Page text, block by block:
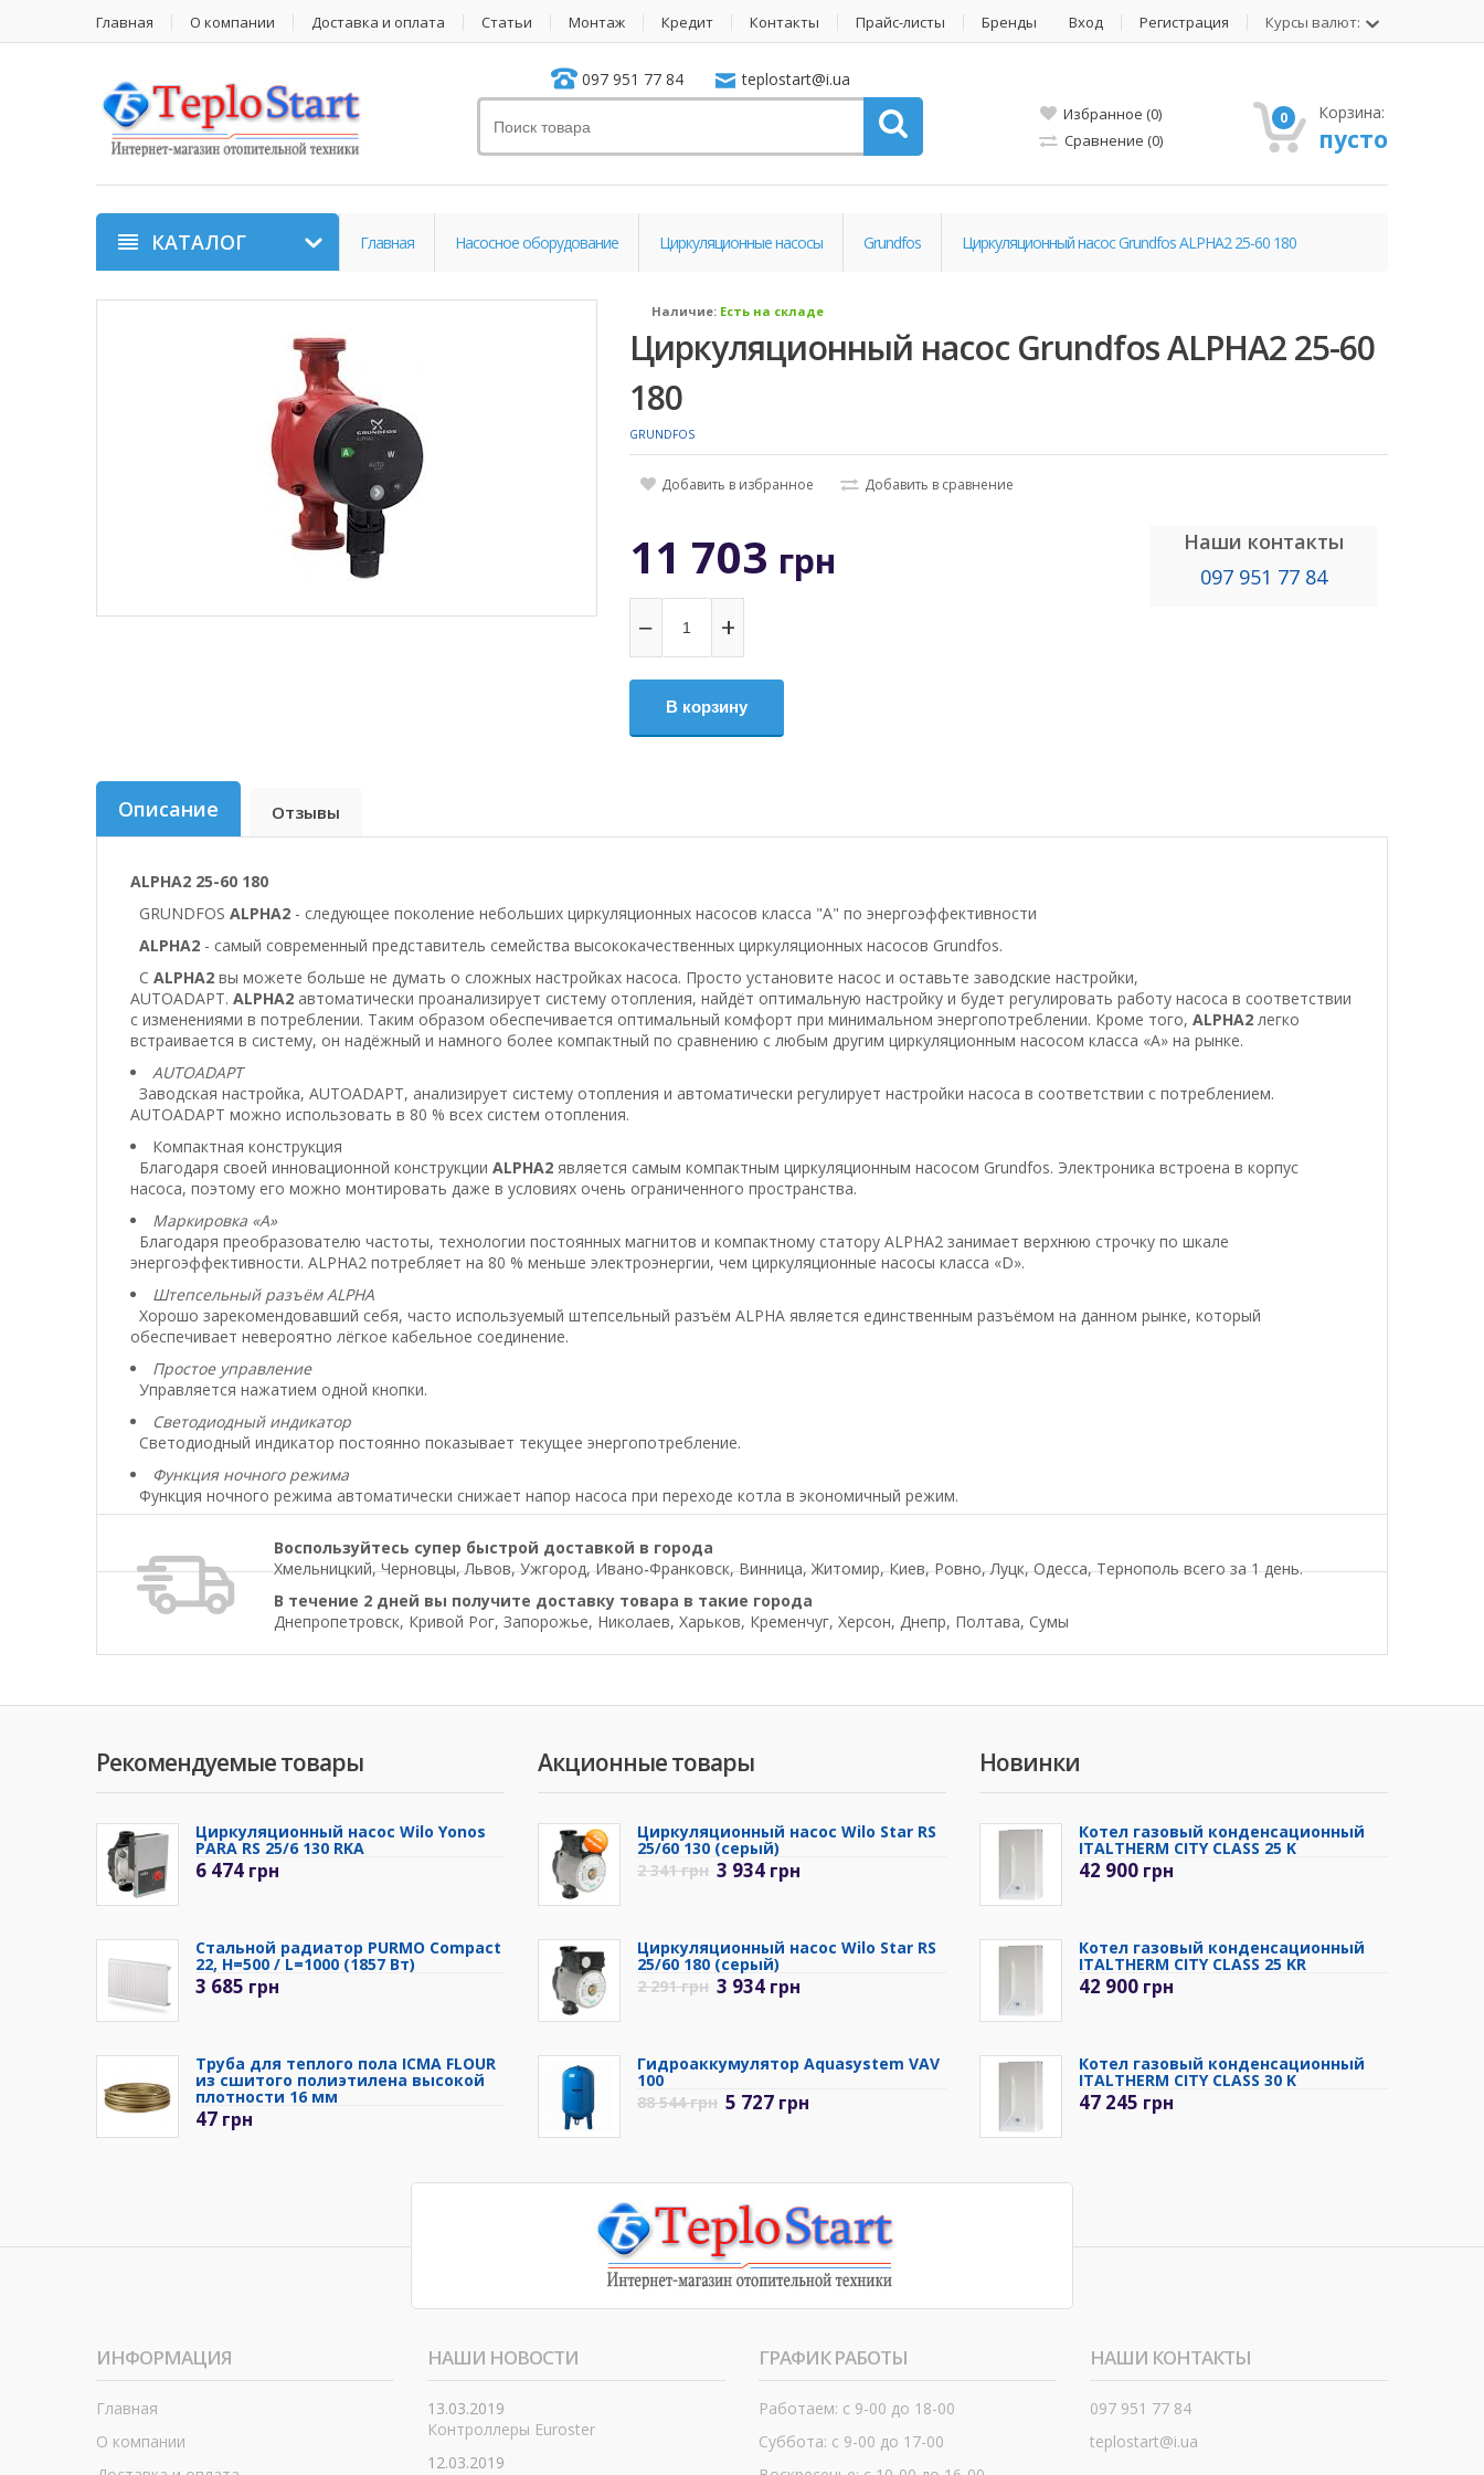
Главная О компании Доставка и оплата Статьи Монтаж Кредит Контакты Прайс-листы Бренды Вход Регистрация Курсы валют:
097 951 77 84 teplostart@i.ua
Избранное (0)
Сравнение (0)
0 Корзина:
пусто
КАТАЛОГ Главная Насосное оборудование Циркуляционные насосы Grundfos Циркуляционный насос Grundfos ALPHA2 25-60 180
Наличие: Есть на складе
Циркуляционный насос Grundfos ALPHA2 25-60
180
GRUNDFOS
Добавить в избранное Добавить в сравнение
11 703 грн
− +
В корзину
Наши контакты
097 951 77 84
Описание Отзывы
ALPHA2 25-60 180
GRUNDFOS ALPHA2 - cледующее поколение небольших циркуляционных насосов класса "А" по энергоэффективности
ALPHA2 - самый современный представитель семейства высококачественных циркуляционных насосов Grundfos.
С ALPHA2 вы можете больше не думать о сложных настройках насоса. Просто установите насос и оставьте заводские настройки,
AUTOADAPT. ALPHA2 автоматически проанализирует систему отопления, найдёт оптимальную настройку и будет регулировать работу насоса в соответствии
с изменениями в потреблении. Таким образом обеспечивается оптимальный комфорт при минимальном энергопотреблении. Кроме того, ALPHA2 легко
встраивается в систему, он надёжный и намного более компактный по сравнению с любым другим циркуляционным насосом класса «A» на рынке.
AUTOADAPT
Заводская настройка, AUTOADAPT, анализирует систему отопления и автоматически регулирует настройки насоса в соответствии с потреблением.
AUTOADAPT можно использовать в 80 % всех систем отопления.
Компактная конструкция
Благодаря своей инновационной конструкции ALPHA2 является самым компактным циркуляционным насосом Grundfos. Электроника встроена в корпус
насоса, поэтому его можно монтировать даже в условиях очень ограниченного пространства.
Маркировка «A»
Благодаря преобразователю частоты, технологии постоянных магнитов и компактному статору ALPHA2 занимает верхнюю строчку по шкале
энергоэффективности. ALPHA2 потребляет на 80 % меньше электроэнергии, чем циркуляционные насосы класса «D».
Штепсельный разъём ALPHA
Хорошо зарекомендовавший себя, часто используемый штепсельный разъём ALPHA является единственным разъёмом на данном рынке, который
обеспечивает невероятно лёгкое кабельное соединение.
Простое управление
Управляется нажатием одной кнопки.
Светодиодный индикатор
Светодиодный индикатор постоянно показывает текущее энергопотребление.
Функция ночного режима
Функция ночного режима автоматически снижает напор насоса при переходе котла в экономичный режим.
Воспользуйтесь супер быстрой доставкой в города
Хмельницкий, Черновцы, Львов, Ужгород, Ивано-Франковск, Винница, Житомир, Киев, Ровно, Луцк, Одесса, Тернополь всего за 1 день.
В течение 2 дней вы получите доставку товара в такие города
Днепропетровск, Кривой Рог, Запорожье, Николаев, Харьков, Кременчуг, Херсон, Днепр, Полтава, Сумы
Рекомендуемые товары
Циркуляционный насос Wilo Yonos
PARA RS 25/6 130 RKA
6 474 грн
Стальной радиатор PURMO Compact
22, H=500 / L=1000 (1857 Вт)
3 685 грн
Труба для теплого пола ICMA FLOUR
из сшитого полиэтилена высокой
плотности 16 мм
47 грн
Акционные товары
Циркуляционный насос Wilo Star RS
25/60 130 (серый)
2 341грн 3 934 грн
Циркуляционный насос Wilo Star RS
25/60 180 (серый)
2 291грн 3 934 грн
Гидроаккумулятор Aquasystem VAV
100
88 544грн 5 727 грн
Новинки
Котел газовый конденсационный
ITALTHERM CITY CLASS 25 K
42 900 грн
Котел газовый конденсационный
ITALTHERM CITY CLASS 25 KR
42 900 грн
Котел газовый конденсационный
ITALTHERM CITY CLASS 30 K
47 245 грн
ИНФОРМАЦИЯ
Главная
О компании
НАШИ НОВОСТИ
13.03.2019
Контроллеры Euroster
12.03.2019
ГРАФИК РАБОТЫ
Работаем: с 9-00 до 18-00
Суббота: с 9-00 до 17-00
НАШИ КОНТАКТЫ
097 951 77 84
teplostart@i.ua